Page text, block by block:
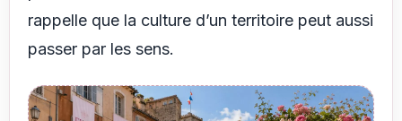
rappelle que la culture d’un territoire peut aussi
passer par les sens.